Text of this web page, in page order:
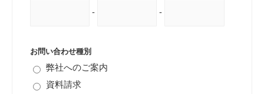
- -
お問い合わせ種別
弊社へのご案内
資料請求